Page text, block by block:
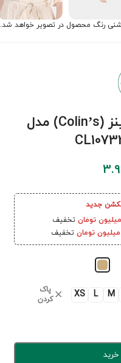
رنگ محصول در تصویر خواهد شد.
پیراهن کوتاه زنانه کولینز (Colin’s) مدل
جدید
تخفیف
تخفیف
M
L
XS
پاک
کردن